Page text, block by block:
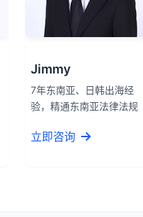
Jimmy
7年东南亚、日韩出海经
验，精通东南亚法律法规
立即咨询